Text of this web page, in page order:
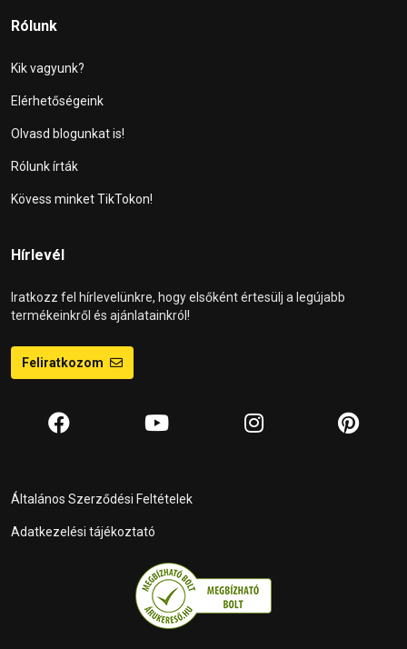
Rólunk
Kik vagyunk?
Elérhetőségeink
Olvasd blogunkat is!
Rólunk írták
Kövess minket TikTokon!
Hírlevél
Iratkozz fel hírlevelünkre, hogy elsőként értesülj a legújabb
termékeinkről és ajánlatainkról!
Feliratkozom
Általános Szerződési Feltételek
Adatkezelési tájékoztató